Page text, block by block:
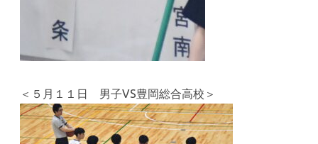
＜５月１１日 男子VS豊岡総合高校＞